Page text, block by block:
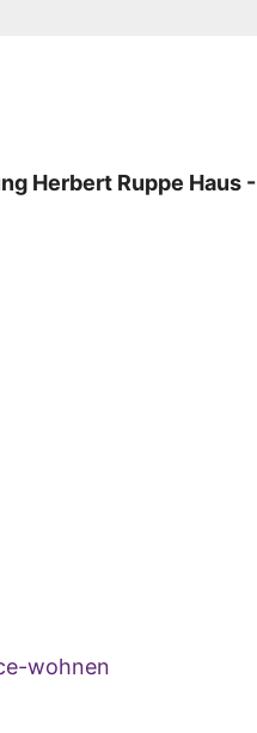
Herbert Ruppe Haus -
wohnen